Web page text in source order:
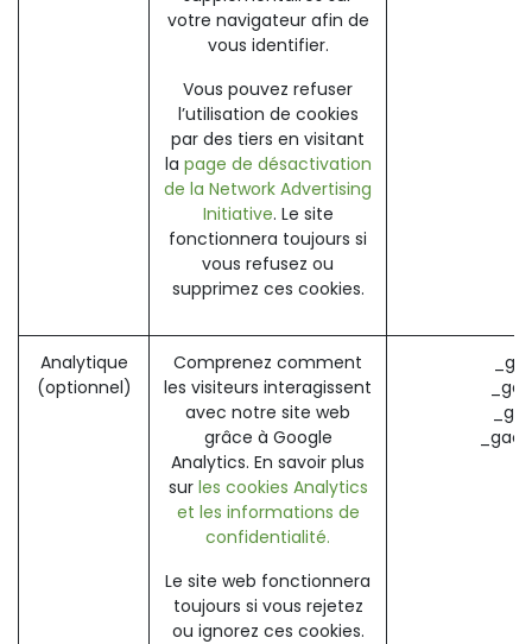
votre navigateur afin de
vous identifier.
Vous pouvez refuser
l’utilisation de cookies
par des tiers en visitant
la page de désactivation
de la Network Advertising
Initiative. Le site
fonctionnera toujours si
vous refusez ou
supprimez ces cookies.
Analytique
(optionnel)
Comprenez comment
les visiteurs interagissent
avec notre site web
grâce à Google
Analytics. En savoir plus
sur les cookies Analytics
et les informations de
confidentialité.
Le site web fonctionnera
toujours si vous rejetez
ou ignorez ces cookies.